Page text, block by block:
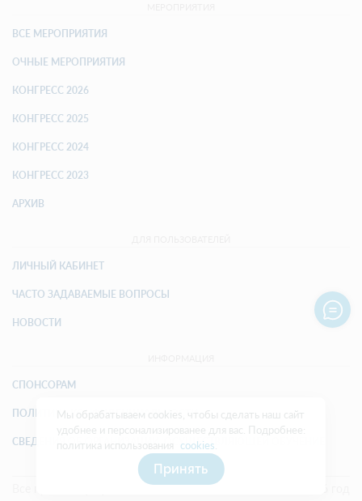
ВСЕ МЕРОПРИЯТИЯ
ОЧНЫЕ МЕРОПРИЯТИЯ
КОНГРЕСС 2026
КОНГРЕСС 2025
КОНГРЕСС 2024
КОНГРЕСС 2023
АРХИВ
ЛИЧНЫЙ КАБИНЕТ
ЧАСТО ЗАДАВАЕМЫЕ ВОПРОСЫ
НОВОСТИ
СПОНСОРАМ
ПОЛИТИКА КОНФИДЕНЦИАЛЬНОСТИ
СВЕДЕНИЯ ОБ ОРГАНИЗАЦИИ, ОСУЩЕСТВЛЯЮЩЕЙ ОБУЧЕНИЕ
Мы обрабатываем cookies, чтобы сделать наш сайт
удобнее и персонализированее для вас. Подробнее:
политика использования
cookies
Принять